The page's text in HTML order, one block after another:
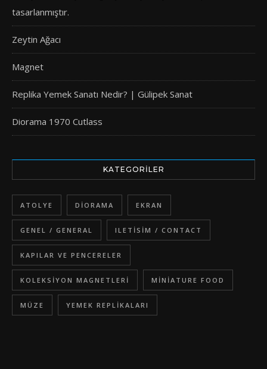
tasarlanmıştır.
Zeytin Ağacı
Magnet
Replika Yemek Sanatı Nedir? | Gülipek Sanat
Diorama 1970 Cutlass
KATEGORILER
ATOLYE DIORAMA EKRAN
GENEL / GENERAL ILETISIM / CONTACT
KAPILAR VE PENCERELER
KOLEKSIYON MAGNETLERI MINIATURE FOOD
MÜZE YEMEK REPLIKALARI